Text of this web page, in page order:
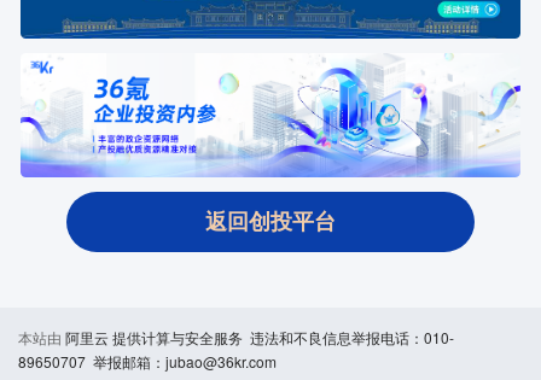
返回创投平台
本站由 阿里云 提供计算与安全服务 违法和不良信息举报电话：010-
89650707 举报邮箱：jubao@36kr.com